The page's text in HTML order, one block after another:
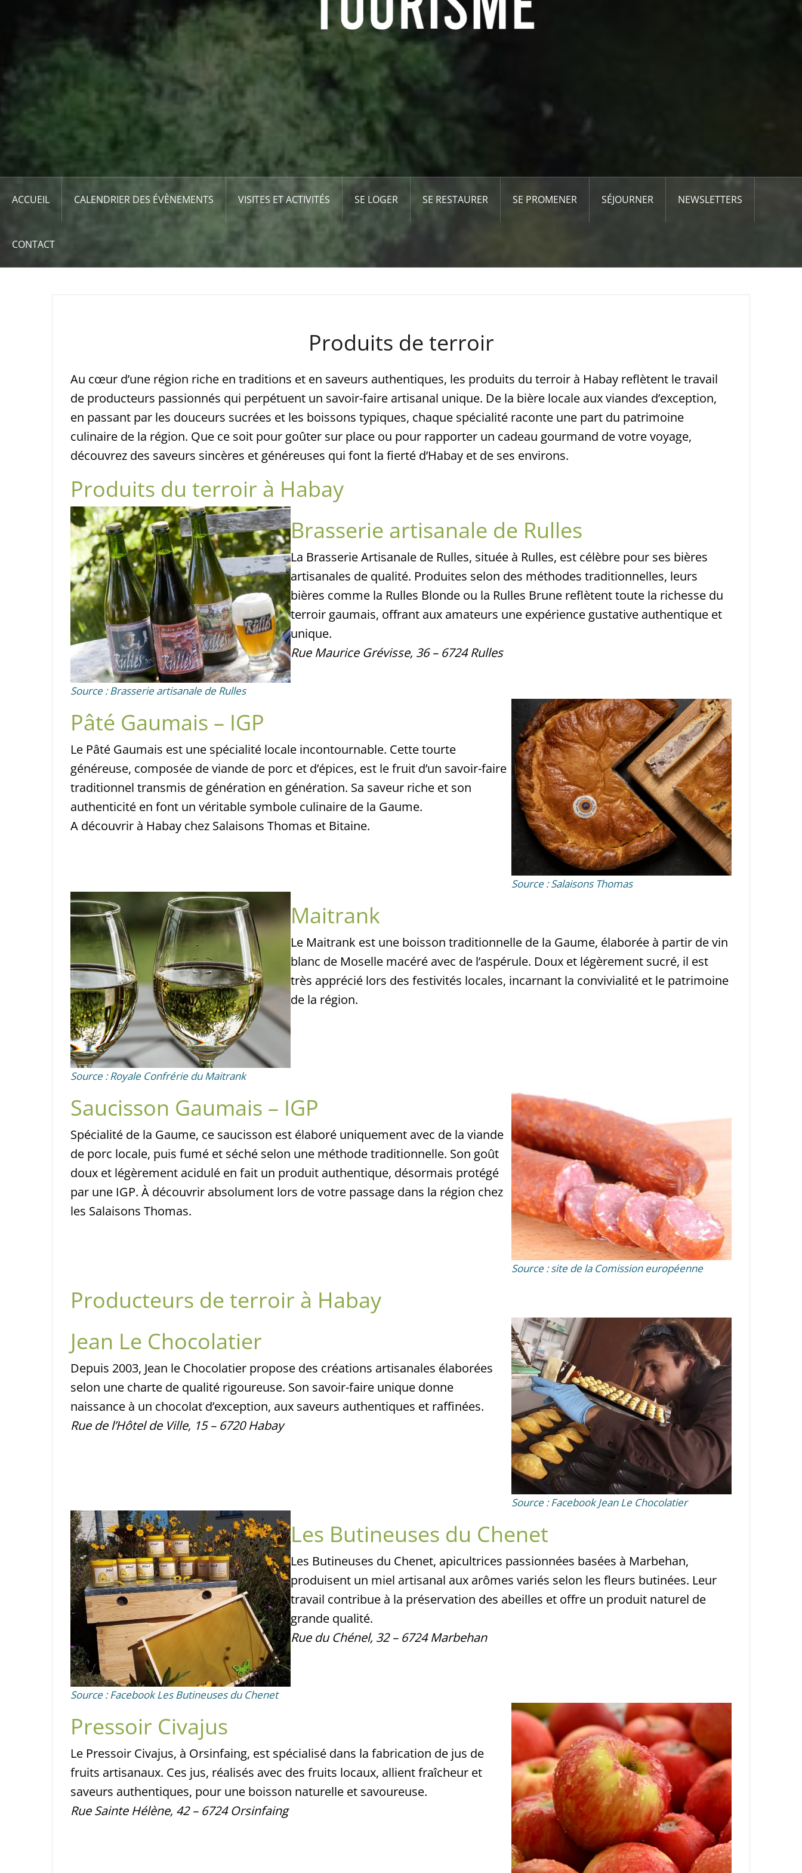
ACCUEIL CALENDRIER DES ÉVÈNEMENTS VISITES ET ACTIVITÉS SE LOGER SE RESTAURER SE PROMENER SÉJOURNER NEWSLETTERS
CONTACT
Produits de terroir
Au cœur d’une région riche en traditions et en saveurs authentiques, les produits du terroir à Habay reflètent le travail
de producteurs passionnés qui perpétuent un savoir-faire artisanal unique. De la bière locale aux viandes d’exception,
en passant par les douceurs sucrées et les boissons typiques, chaque spécialité raconte une part du patrimoine
culinaire de la région. Que ce soit pour goûter sur place ou pour rapporter un cadeau gourmand de votre voyage,
découvrez des saveurs sincères et généreuses qui font la fierté d’Habay et de ses environs.
Produits du terroir à Habay
Source : Brasserie artisanale de Rulles
Brasserie artisanale de Rulles
La Brasserie Artisanale de Rulles, située à Rulles, est célèbre pour ses bières
artisanales de qualité. Produites selon des méthodes traditionnelles, leurs
bières comme la Rulles Blonde ou la Rulles Brune reflètent toute la richesse du
terroir gaumais, offrant aux amateurs une expérience gustative authentique et
unique.
Rue Maurice Grévisse, 36 – 6724 Rulles
Pâté Gaumais – IGP
Le Pâté Gaumais est une spécialité locale incontournable. Cette tourte
généreuse, composée de viande de porc et d’épices, est le fruit d’un savoir-faire
traditionnel transmis de génération en génération. Sa saveur riche et son
authenticité en font un véritable symbole culinaire de la Gaume.
A découvrir à Habay chez Salaisons Thomas et Bitaine.
Source : Salaisons Thomas
Source : Royale Confrérie du Maitrank
Maitrank
Le Maitrank est une boisson traditionnelle de la Gaume, élaborée à partir de vin
blanc de Moselle macéré avec de l’aspérule. Doux et légèrement sucré, il est
très apprécié lors des festivités locales, incarnant la convivialité et le patrimoine
de la région.
Saucisson Gaumais – IGP
Spécialité de la Gaume, ce saucisson est élaboré uniquement avec de la viande
de porc locale, puis fumé et séché selon une méthode traditionnelle. Son goût
doux et légèrement acidulé en fait un produit authentique, désormais protégé
par une IGP. À découvrir absolument lors de votre passage dans la région chez
les Salaisons Thomas.
Source : site de la Comission européenne
Producteurs de terroir à Habay
Jean Le Chocolatier
Depuis 2003, Jean le Chocolatier propose des créations artisanales élaborées
selon une charte de qualité rigoureuse. Son savoir-faire unique donne
naissance à un chocolat d’exception, aux saveurs authentiques et raffinées.
Rue de l’Hôtel de Ville, 15 – 6720 Habay
Source : Facebook Jean Le Chocolatier
Source : Facebook Les Butineuses du Chenet
Les Butineuses du Chenet
Les Butineuses du Chenet, apicultrices passionnées basées à Marbehan,
produisent un miel artisanal aux arômes variés selon les fleurs butinées. Leur
travail contribue à la préservation des abeilles et offre un produit naturel de
grande qualité.
Rue du Chénel, 32 – 6724 Marbehan
Pressoir Civajus
Le Pressoir Civajus, à Orsinfaing, est spécialisé dans la fabrication de jus de
fruits artisanaux. Ces jus, réalisés avec des fruits locaux, allient fraîcheur et
saveurs authentiques, pour une boisson naturelle et savoureuse.
Rue Sainte Hélène, 42 – 6724 Orsinfaing